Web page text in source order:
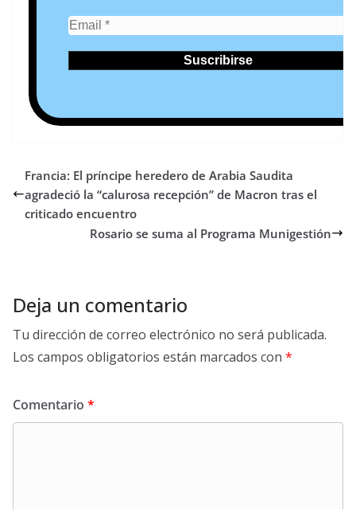
Francia: El príncipe heredero de Arabia Saudita
agradeció la “calurosa recepción” de Macron tras el
criticado encuentro
Rosario se suma al Programa Munigestión
Deja un comentario
Tu dirección de correo electrónico no será publicada.
Los campos obligatorios están marcados con *
Comentario *